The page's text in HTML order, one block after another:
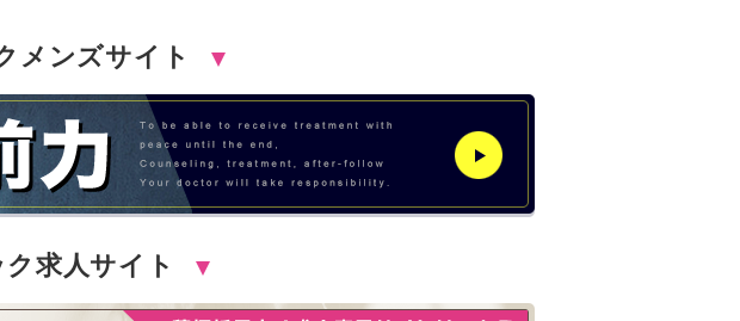
メンズサイト
求人サイト